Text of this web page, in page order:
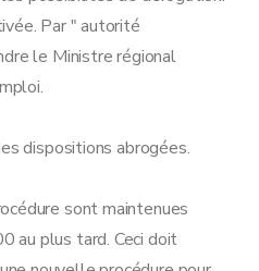
Par " autorité
le Ministre régional
dispositions abrogées.
sont maintenues
au plus tard. Ceci doit